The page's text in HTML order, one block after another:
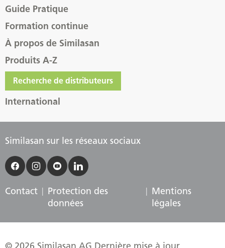
Guide Pratique
Formation continue
À propos de Similasan
Produits A-Z
Recherche de distributeurs
International
Similasan sur les réseaux sociaux
Contact
Protection des
données
Mentions
légales